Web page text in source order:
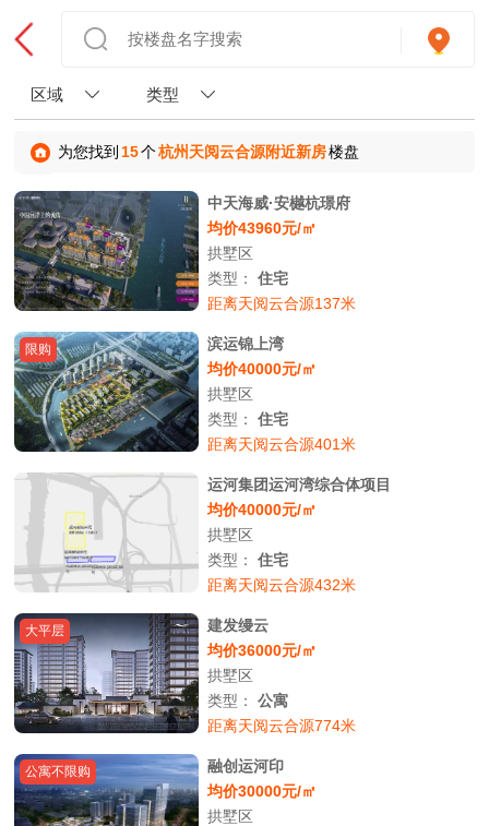
区域 类型
为您找到 15个杭州天阅云合源附近新房楼盘
中天海威·安樾杭璟府
均价43960元/㎡
拱墅区
类型：住宅
距离天阅云合源137米
限购
滨运锦上湾
均价40000元/㎡
拱墅区
类型：住宅
距离天阅云合源401米
运河集团运河湾综合体项目
均价40000元/㎡
拱墅区
类型：住宅
距离天阅云合源432米
大平层
建发缦云
均价36000元/㎡
拱墅区
类型：公寓
距离天阅云合源774米
公寓不限购
融创运河印
均价30000元/㎡
拱墅区